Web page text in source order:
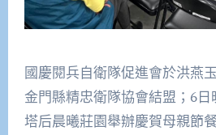
國慶閱兵自衛隊促進會於洪燕
金門縣精忠衛隊協會結盟；6
塔后晨曦莊園舉辦慶賀母親節